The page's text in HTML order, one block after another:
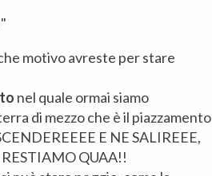
motivo avreste per stare
nel quale ormai siamo
di mezzo che è il piazzamento
E NE SALIREEE,
RESTIAMO QUAA!!